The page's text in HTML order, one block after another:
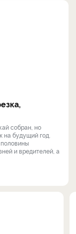
собран, но
на будущий год.
и вредителей, а